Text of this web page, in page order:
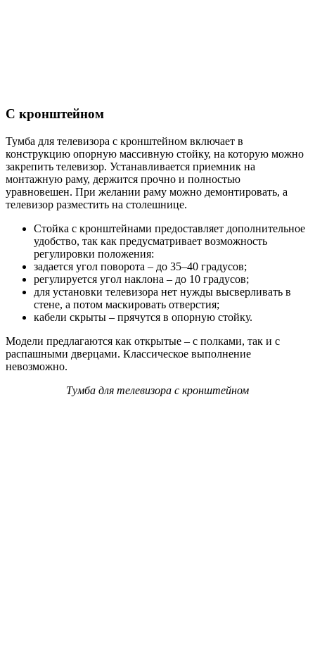
С кронштейном
Тумба для телевизора с кронштейном включает в
конструкцию опорную массивную стойку, на которую можно
закрепить телевизор. Устанавливается приемник на
монтажную раму, держится прочно и полностью
уравновешен. При желании раму можно демонтировать, а
телевизор разместить на столешнице.
Стойка с кронштейнами предоставляет дополнительное
удобство, так как предусматривает возможность
регулировки положения:
задается угол поворота – до 35–40 градусов;
регулируется угол наклона – до 10 градусов;
для установки телевизора нет нужды высверливать в
стене, а потом маскировать отверстия;
кабели скрыты – прячутся в опорную стойку.
Модели предлагаются как открытые – с полками, так и с
распашными дверцами. Классическое выполнение
невозможно.
Тумба для телевизора с кронштейном